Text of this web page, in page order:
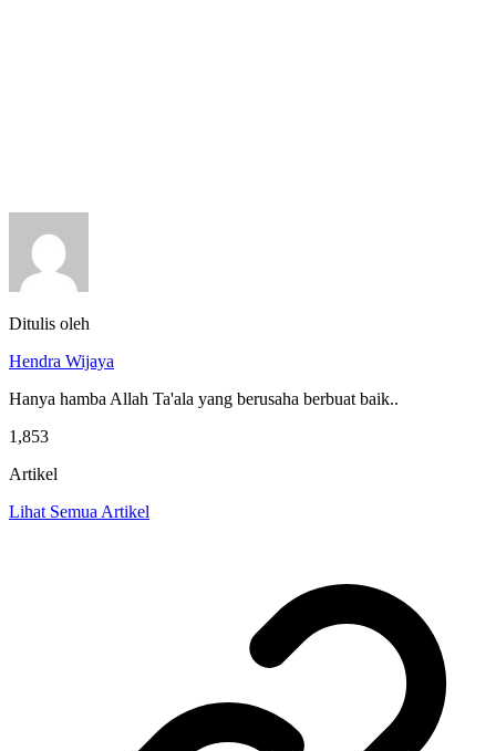
Ditulis oleh
Hendra Wijaya
Hanya hamba Allah Ta'ala yang berusaha berbuat baik..
1,853
Artikel
Lihat Semua Artikel